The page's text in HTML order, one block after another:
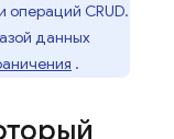
операций CRUD.
данных
.